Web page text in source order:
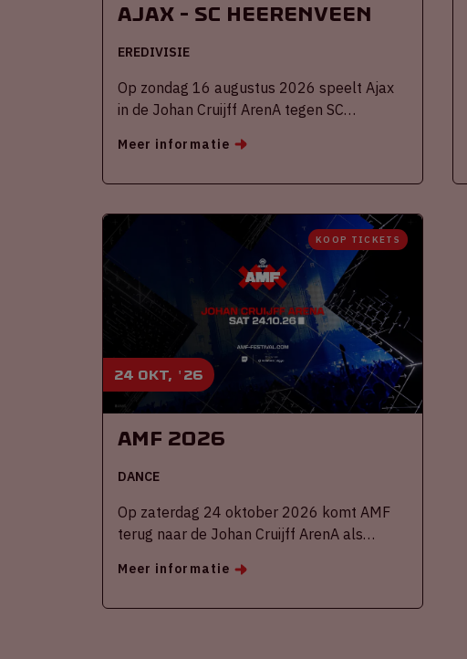
Ajax - SC Heerenveen
EREDIVISIE
Op zondag 16 augustus 2026 speelt Ajax
in de Johan Cruijff ArenA tegen SC
Meer informatie
24 okt, '26
KOOP TICKETS
AMF 2026
DANCE
Op zaterdag 24 oktober 2026 komt AMF
terug naar de Johan Cruijff ArenA als
Meer informatie